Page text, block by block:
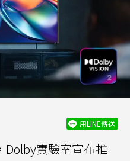
用LINE傳送
Dolby實驗室宣布推